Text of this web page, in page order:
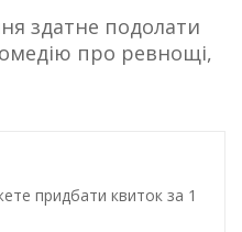
здатне подолати
про ревнощі,
придбати квиток за 1